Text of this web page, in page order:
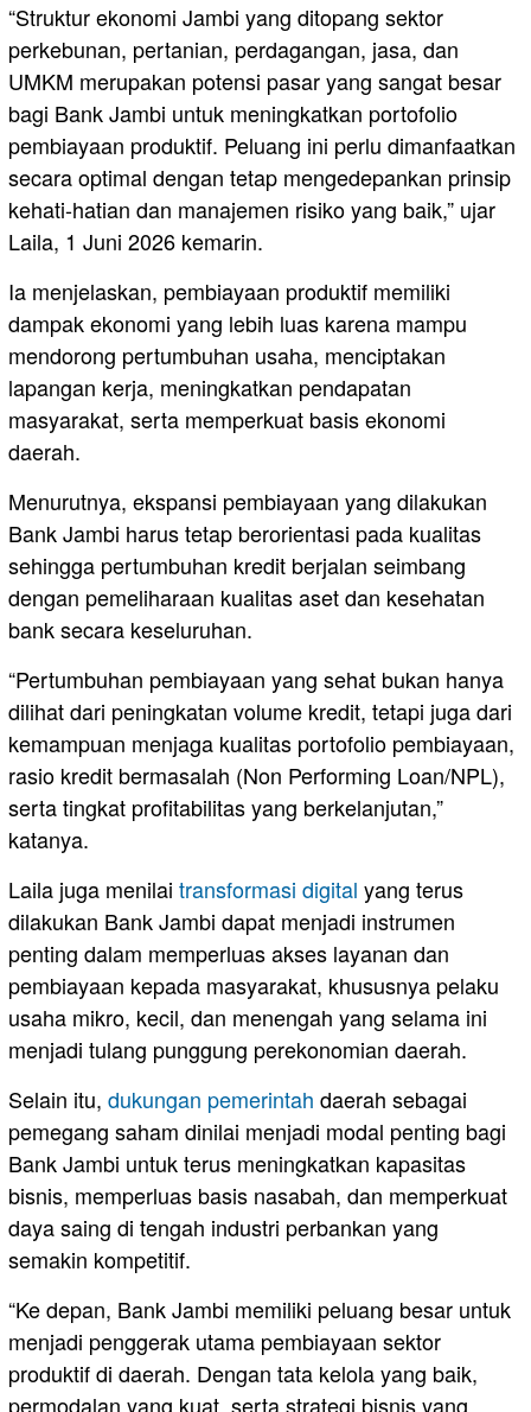
“Struktur ekonomi Jambi yang ditopang sektor
perkebunan, pertanian, perdagangan, jasa, dan
UMKM merupakan potensi pasar yang sangat besar
bagi Bank Jambi untuk meningkatkan portofolio
pembiayaan produktif. Peluang ini perlu dimanfaatkan
secara optimal dengan tetap mengedepankan prinsip
kehati-hatian dan manajemen risiko yang baik,” ujar
Laila, 1 Juni 2026 kemarin.
Ia menjelaskan, pembiayaan produktif memiliki
dampak ekonomi yang lebih luas karena mampu
mendorong pertumbuhan usaha, menciptakan
lapangan kerja, meningkatkan pendapatan
masyarakat, serta memperkuat basis ekonomi
daerah.
Menurutnya, ekspansi pembiayaan yang dilakukan
Bank Jambi harus tetap berorientasi pada kualitas
sehingga pertumbuhan kredit berjalan seimbang
dengan pemeliharaan kualitas aset dan kesehatan
bank secara keseluruhan.
“Pertumbuhan pembiayaan yang sehat bukan hanya
dilihat dari peningkatan volume kredit, tetapi juga dari
kemampuan menjaga kualitas portofolio pembiayaan,
rasio kredit bermasalah (Non Performing Loan/NPL),
serta tingkat profitabilitas yang berkelanjutan,”
katanya.
Laila juga menilai transformasi digital yang terus
dilakukan Bank Jambi dapat menjadi instrumen
penting dalam memperluas akses layanan dan
pembiayaan kepada masyarakat, khususnya pelaku
usaha mikro, kecil, dan menengah yang selama ini
menjadi tulang punggung perekonomian daerah.
Selain itu, dukungan pemerintah daerah sebagai
pemegang saham dinilai menjadi modal penting bagi
Bank Jambi untuk terus meningkatkan kapasitas
bisnis, memperluas basis nasabah, dan memperkuat
daya saing di tengah industri perbankan yang
semakin kompetitif.
“Ke depan, Bank Jambi memiliki peluang besar untuk
menjadi penggerak utama pembiayaan sektor
produktif di daerah. Dengan tata kelola yang baik,
permodalan yang kuat, serta strategi bisnis yang